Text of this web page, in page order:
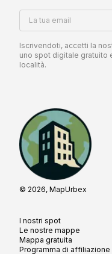
© 2026, MapUrbex
I nostri spot
Le nostre mappe
Mappa gratuita
Programma di affiliazione
La tua email
Iscrivendoti, accetti la
uno spot digitale gratuito
località.